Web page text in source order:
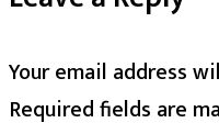
Your email address
Required fields are